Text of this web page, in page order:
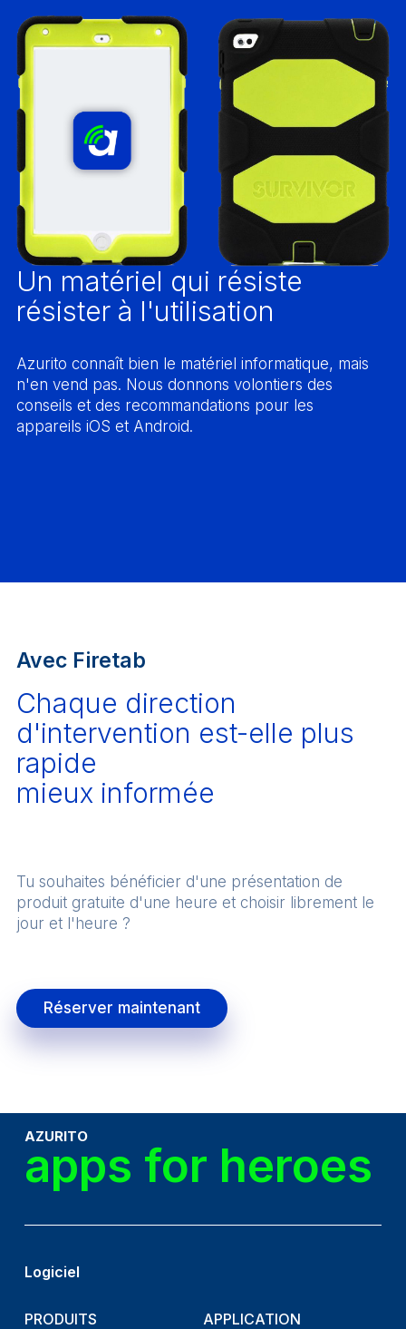
Un matériel qui résiste
résister à l'utilisation
Azurito connaît bien le matériel informatique, mais
n'en vend pas. Nous donnons volontiers des
conseils et des recommandations pour les
appareils iOS et Android.
Avec Firetab
Chaque direction
d'intervention est-elle plus
rapide
mieux informée
Tu souhaites bénéficier d'une présentation de
produit gratuite d'une heure et choisir librement le
jour et l'heure ?
Réserver maintenant
AZURITO
apps for heroes
Logiciel
PRODUITS APPLICATION